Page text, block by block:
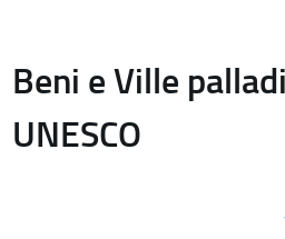
Beni e Ville
UNESCO